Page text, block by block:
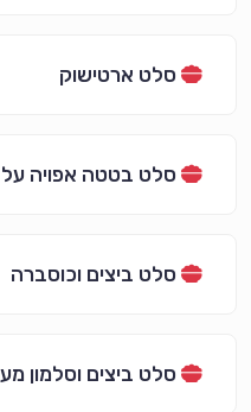
סלט ארטישוק
סלט בטטה אפויה על
סלט ביצים וכוסברה
סלט ביצים וסלמון